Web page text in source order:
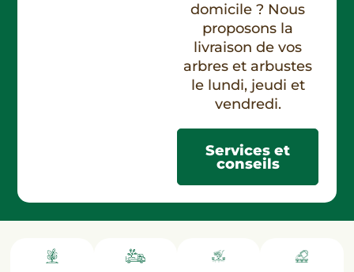
domicile ? Nous
proposons la
livraison de vos
arbres et arbustes
le lundi, jeudi et
vendredi.
Services et
conseils